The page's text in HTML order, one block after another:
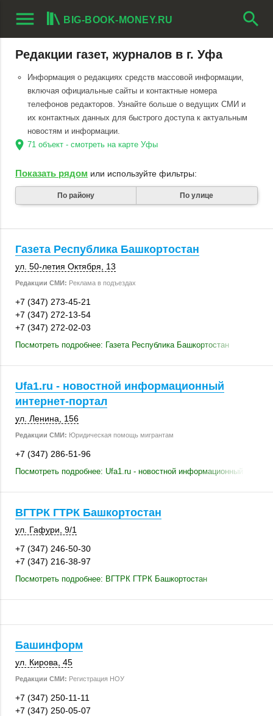
menu BIG-BOOK-MONEY.RU search
Редакции газет, журналов в г. Уфа
Информация о редакциях средств массовой информации,
включая официальные сайты и контактные номера
телефонов редакторов. Узнайте больше о ведущих СМИ и
их контактных данных для быстрого доступа к актуальным
новостям и информации.
location_on 71 объект - смотреть на карте Уфы
Показать рядом или используйте фильтры:
По району По улице
Газета Республика Башкортостан
ул. 50-летия Октября, 13
Редакции СМИ: Реклама в подъездах
+7 (347) 273-45-21
+7 (347) 272-13-54
+7 (347) 272-02-03
Посмотреть подробнее: Газета Республика Башкортостан
Ufa1.ru - новостной информационный
интернет-портал
ул. Ленина 156
Редакции СМИ: Юридическая помощь мигрантам
+7 (347) 286-51-96
Посмотреть подробнее: Ufa1.ru - новостной информационный
ВГТРК ГТРК Башкортостан
ул. Гафури 9/1
+7 (347) 246-50-30
+7 (347) 216-38-97
Посмотреть подробнее: ВГТРК ГТРК Башкортостан
Башинформ
ул. Кирова, 45
Редакции СМИ: Регистрация НОУ
+7 (347) 250-11-11
+7 (347) 250-05-07